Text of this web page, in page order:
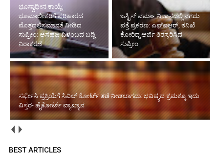
ಜಸ್ಟಿಸ್ ವರ್ಮಾ ನಿವಾಸದಲ್ಲಿ ನಗದು
ಪತ್ತೆ ಪ್ರಕರಣ: ಎಫ್‌ಐಆರ್, ತನಿಖೆ
ಕೋರಿದ್ದ ಅರ್ಜಿ ತಿರಸ್ಕರಿಸಿದ
ಸುಪ್ರೀಂ
ಸರ್ಫೇಸಿ ಪ್ರಕ್ರಿಯೆಗೆ ಸಿವಿಲ್ ಕೋರ್ಟ್ ತಡೆ
ನೀಡಲಾಗದು: ಭವಿಷ್ಯದ ಕ್ರಮಕ್ಕೂ ಇದು
ವಿಸ್ತರ- ಹೈಕೋರ್ಟ್ ವ್ಯಾಖ್ಯಾನ
ಸ್ಥಾಪಿತ ಕಾನೂನು ತತ್ವ ಉಲ್ಲಂಘಿಸಿ ಅಜಾಗರೂಕ ಆದೇಶ ಪರಿಣಾಮ: ಸಿವಿಲ್ ಜಡ್ಜ್
ಡಿಸ್‌ಮಿಸ್ ಆದೇಶಕ್ಕೆ ಹೈಕೋರ್ಟ್ ಮುದ್ರೆ
BEST ARTICLES